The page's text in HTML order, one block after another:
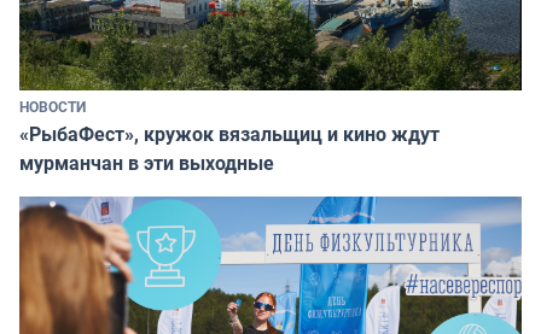
НОВОСТИ
«РыбаФест», кружок вязальщиц и кино ждут
мурманчан в эти выходные